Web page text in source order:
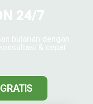
24/7
bulanan dengan
& cepat